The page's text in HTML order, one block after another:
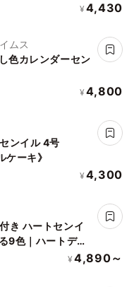
¥ 4,430
ムス
色カレンダーセン
¥ 4,800
ンイル 4号
ーキ》
¥ 4,300
き ハートセンイ
9色｜ハートデザ
メッセージ♪》
¥ 4,890～